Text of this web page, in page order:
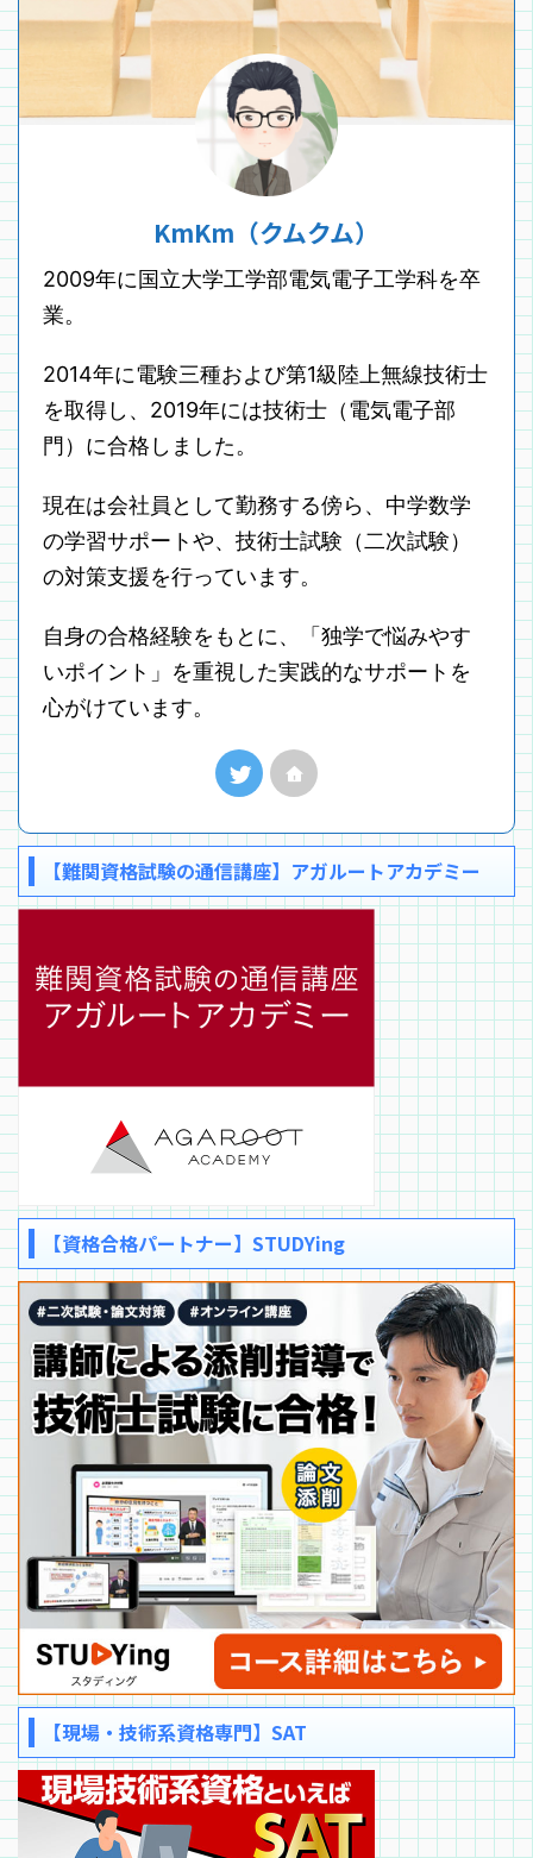
KmKm（クムクム）
2009年に国立大学工学部電気電子工学科を卒
業。
2014年に電験三種および第1級陸上無線技術士
を取得し、2019年には技術士（電気電子部
門）に合格しました。
現在は会社員として勤務する傍ら、中学数学
の学習サポートや、技術士試験（二次試験）
の対策支援を行っています。
自身の合格経験をもとに、「独学で悩みやす
いポイント」を重視した実践的なサポートを
心がけています。
【難関資格試験の通信講座】アガルートアカデミー
【資格合格パートナー】STUDYing
【現場・技術系資格専門】SAT